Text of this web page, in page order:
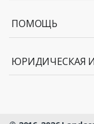
ПОМОЩЬ
ЮРИДИЧЕСКАЯ